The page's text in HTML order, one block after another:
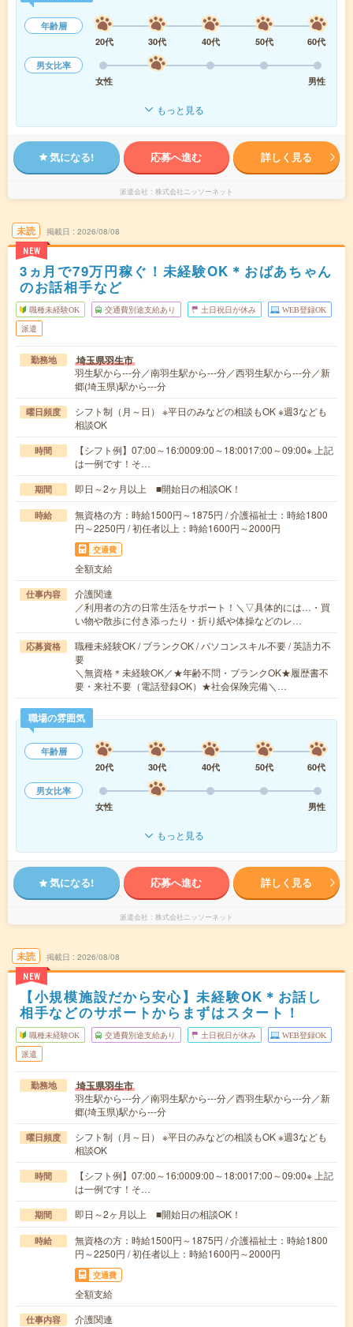
年齢層
20代
30代 40代 50代
60代
男女比率
女性
男性
もっと見る
気になる! 応募へ進む 詳しく見る
派遣会社 株式会社ニッソーネット
未読
NEW
掲載日 2026/08/08
3ヵ月で79万円稼ぐ！未経験OK＊おばあちゃん
のお話相手など
職種未経験OK 交通費別途支給あり 土日祝日が休み WEB登録OK
派遣
勤務地 埼玉県羽生市
羽生駅から---分／南羽生駅から---分／西羽生駅から---分／新
郷(埼玉県)駅から---分
曜日頻度
シフト制（月～日） ※平日のみなどの相談もOK ※週3なども
相談OK
時間
【シフト例】07:00～16:0009:00～18:0017:00～09:00※ 上記
は一例です！そ…
期間 即日～2ヶ月以上 ■開始日の相談OK！
時給
無資格の方：時給1500円～1875円 / 介護福祉士：時給1800
円～2250円 / 初任者以上：時給1600円～2000円
交通費
全額支給
仕事内容
介護関連
／利用者の方の日常生活をサポート！＼▽具体的には…・買
い物や散歩に付き添ったり・折り紙や体操などのレ…
応募資格
職種未経験OK / ブランクOK / パソコンスキル不要 / 英語力不
要
＼無資格＊未経験OK／★年齢不問・ブランクOK★履歴書不
要・来社不要（電話登録OK）★社会保険完備＼…
職場の雰囲気
年齢層
20代
30代 40代 50代
60代
男女比率
女性
男性
もっと見る
気になる! 応募へ進む 詳しく見る
派遣会社 株式会社ニッソーネット
未読
NEW
掲載日 2026/08/08
【小規模施設だから安心】未経験OK＊お話し
相手などのサポートからまずはスタート！
職種未経験OK 交通費別途支給あり 土日祝日が休み WEB登録OK
派遣
勤務地 埼玉県羽生市
羽生駅から---分／南羽生駅から---分／西羽生駅から---分／新
郷(埼玉県)駅から---分
曜日頻度
シフト制（月～日） ※平日のみなどの相談もOK ※週3なども
相談OK
時間
【シフト例】07:00～16:0009:00～18:0017:00～09:00※ 上記
は一例です！そ…
期間 即日～2ヶ月以上 ■開始日の相談OK！
時給
無資格の方：時給1500円～1875円 / 介護福祉士：時給1800
円～2250円 / 初任者以上：時給1600円～2000円
交通費
全額支給
仕事内容
介護関連